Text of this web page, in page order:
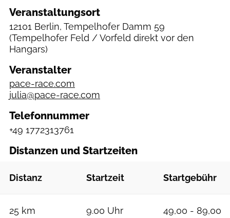
Veranstaltungsort
12101 Berlin, Tempelhofer Damm 59
(Tempelhofer Feld / Vorfeld direkt vor den
Hangars)
Veranstalter
pace-race.com
julia@pace-race.com
Telefonnummer
+49 1772313761
Distanzen und Startzeiten
Distanz Startzeit Startgebühr
25 km 9.00 Uhr
49,00 - 89,00